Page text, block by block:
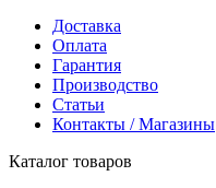
Доставка
Оплата
Гарантия
Производство
Статьи
Контакты / Магазины
Каталог товаров